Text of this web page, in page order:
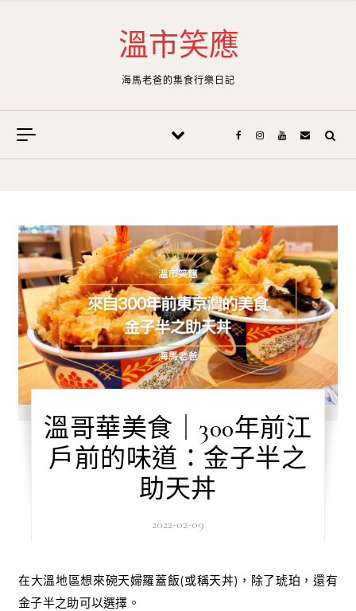
溫市笑應
海馬老爸的集食行樂日記
溫哥華美食｜300年前江
戶前的味道：金子半之
助天丼
2022-02-09
在大溫地區想來碗天婦羅蓋飯(或稱天丼)，除了琥珀，還有
金子半之助可以選擇。